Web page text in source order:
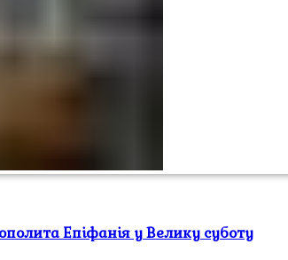
Епіфанія у Велику суботу